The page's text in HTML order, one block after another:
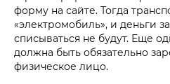
форму на сайте. Тогда
«электромобиль», и деньги
списываться не будут. Еще
должна быть обязательно
физическое лицо.